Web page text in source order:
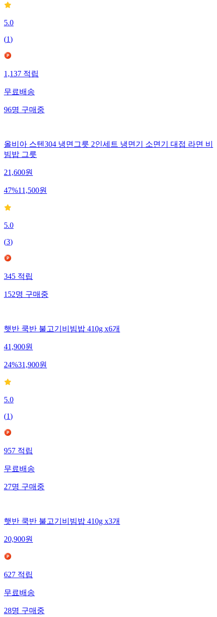
5.0
(1)
1,137 적립
무료배송
96명 구매중
올비아 스텐304 냉면그릇 2인세트 냉면기 소면기 대접 라면 비
빔밥 그릇
21,600원
47%11,500원
5.0
(3)
345적립
152명구매중
햇반 쿡반 불고기비빔밥 410g x6개
41,900원
24%31,900원
5.0
(1)
957적립
무료배송
27명구매중
햇반 쿡반 불고기비빔밥 410g x3개
20,900원
627적립
무료배송
28명구매중